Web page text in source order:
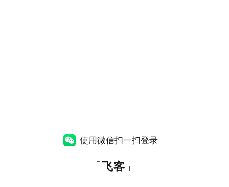
使用微信扫一扫登录
「飞客 」